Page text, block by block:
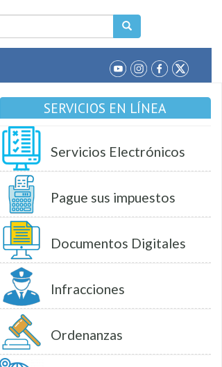
SERVICIOS EN LÍNEA
Servicios Electrónicos
Pague sus impuestos
Documentos Digitales
Infracciones
Ordenanzas